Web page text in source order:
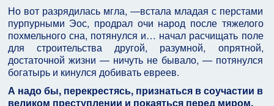
Но вот разрядилась мгла, ―встала младая с перстами
пурпурными Эос, продрал очи народ после тяжелого
похмельного сна, потянулся и… начал расчищать поле
для строительства другой, разумной, опрятной,
достаточной жизни — ничуть не бывало, — потянулся
богатырь и кинулся добивать евреев.
А надо бы, перекрестясь, признаться в соучастии в
великом преступлении и покаяться перед миром.